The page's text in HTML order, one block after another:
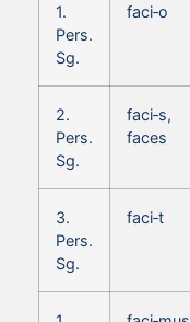
1.
Pers.
Sg.
faci‑o
2.
Pers.
Sg.
faci‑s,
faces
3.
Pers.
Sg.
faci‑t